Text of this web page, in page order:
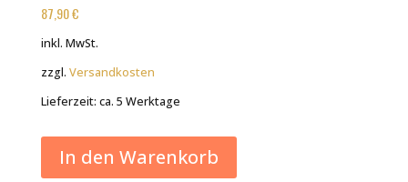
87,90€
inkl. MwSt.
zzgl. Versandkosten
Lieferzeit: ca. 5 Werktage
In den Warenkorb